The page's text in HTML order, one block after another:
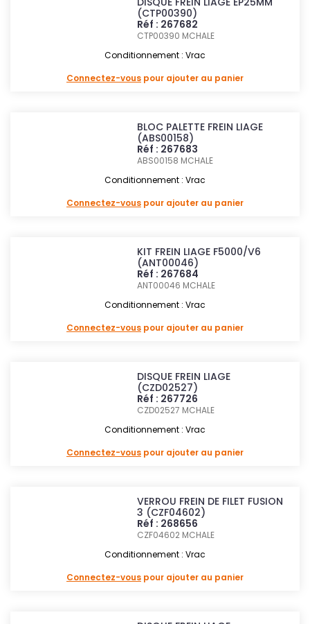
(CTP00390)
Réf : 267682
CTP00390 MCHALE
Conditionnement : Vrac
Connectez-vous pour ajouter au panier
BLOC PALETTE FREIN LIAGE
(ABS00158)
Réf : 267683
ABS00158 MCHALE
Conditionnement : Vrac
Connectez-vous pour ajouter au panier
KIT FREIN LIAGE F5000/V6
(ANT00046)
Réf : 267684
ANT00046 MCHALE
Conditionnement : Vrac
Connectez-vous pour ajouter au panier
DISQUE FREIN LIAGE
(CZD02527)
Réf : 267726
CZD02527 MCHALE
Conditionnement : Vrac
Connectez-vous pour ajouter au panier
VERROU FREIN DE FILET FUSION
3 (CZF04602)
Réf : 268656
CZF04602 MCHALE
Conditionnement : Vrac
Connectez-vous pour ajouter au panier